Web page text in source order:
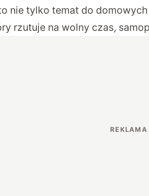
nie tylko temat do
rzutuje na wolny czas,